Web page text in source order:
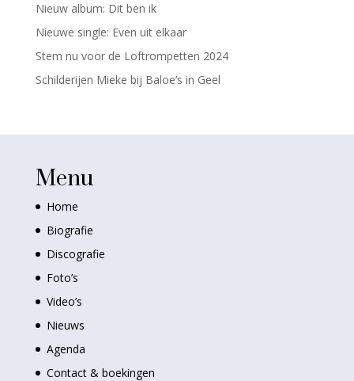
Nieuw album: Dit ben ik
Nieuwe single: Even uit elkaar
Stem nu voor de Loftrompetten 2024
Schilderijen Mieke bij Baloe’s in Geel
Menu
Home
Biografie
Discografie
Foto’s
Video’s
Nieuws
Agenda
Contact & boekingen